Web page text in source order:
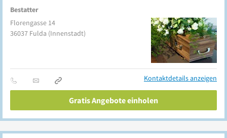
Bestatter
Florengasse 14
36037 Fulda (Innenstadt)
Kontaktdetails anzeigen
Gratis Angebote einholen